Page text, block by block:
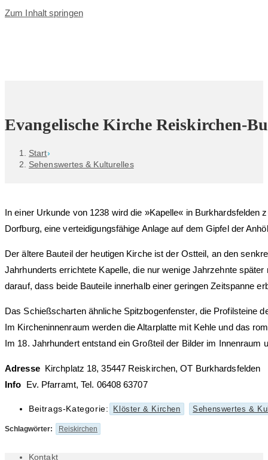
Zum Inhalt springen
Evangelische Kirche Reiskirchen-
Start›
Sehenswertes & Kulturelles
In einer Urkunde von 1238 wird die »Kapelle« in
Dorfburg, eine verteidigungsfähige Anlage auf dem Gipfel der
Der ältere Bauteil der heutigen Kirche ist der Ostteil, an den
Jahrhunderts errichtete Kapelle, die nur wenige Jahrzehnte
darauf, dass beide Bauteile innerhalb einer geringen Zeitspanne
Das Schießscharten ähnliche Spitzbogenfenster, die Profilsteine
Im Kircheninnenraum werden die Altarplatte mit Kehle und das
Im 18. Jahrhundert entstand ein Großteil der Bilder im Innenraum
Adresse Kirchplatz 18, 35447 Reiskirchen, OT Burkhardsfelden
Info Ev. Pfarramt, Tel. 06408 63707
Beitrags-Kategorie: Klöster & Kirchen Sehenswertes &
Schlagwörter: Reiskirchen
Kontakt